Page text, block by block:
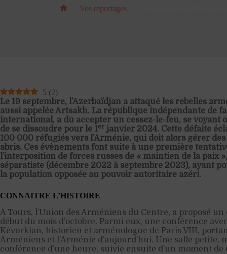
Vos reportages
5 (2)
Le 19 septembre, l’Azerbaïdjan a attaqué les rebelles
aussi appelée Artsakh. La république indépendante de
international, a dû accepter un cessez-le-feu, se voyant
de se dissoudre pour le 1er janvier 2024. Cette défaite
100 000 réfugiés vers l’Arménie, qui doit alors gérer
abris. Ces évènements font suite à une première
l’interposition de forces russes de « maintien de la paix
séparatiste (décembre 2022 à septembre 2023), ayant
la population opposée au pouvoir autoritaire azéri.
CONNAITRE L’HISTOIRE
À Tours, l’Union des Arméniens du Centre, a proposé
début du mois d’octobre. Parmi eux, une conférence
Kévorkian, historien et arménologue de Paris VIII,
Arméniens et l’Arménie d’aujourd’hui. Une salle petite,
conférence d’une heure, suivie ensuite d’un moment de